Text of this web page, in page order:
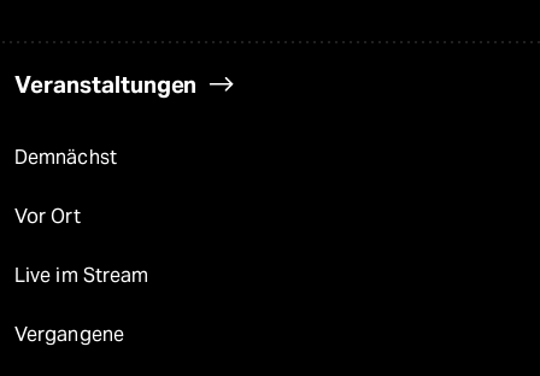
Veranstaltungen
Demnächst
Vor Ort
Live im Stream
Vergangene